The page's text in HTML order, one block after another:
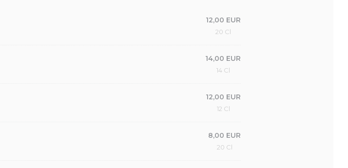
12,00 EUR
20 Cl
14,00 EUR
14 Cl
12,00 EUR
12 Cl
8,00 EUR
20 Cl